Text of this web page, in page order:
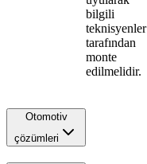
bilgili
teknisyenler
tarafından
monte
edilmelidir.
Otomotiv
çözümleri